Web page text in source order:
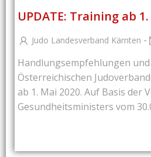
UPDATE: Training ab
Judo Landesverband Kärnten -
Handlungsempfehlungen
Österreichischen
ab 1. Mai 2020. Auf Basis der
Gesundheitsministers vom